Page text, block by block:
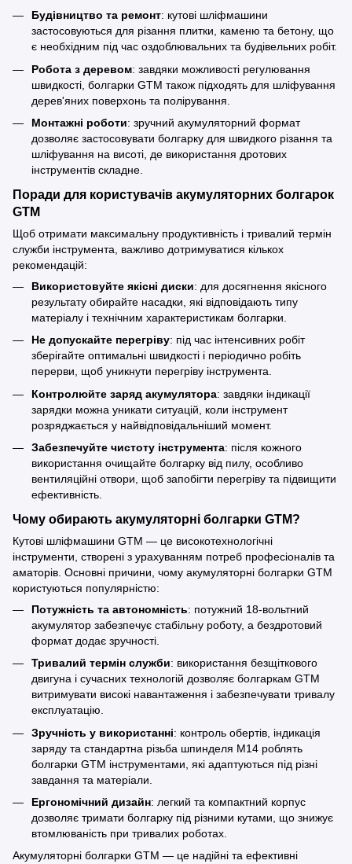
Будівництво та ремонт: кутові шліфмашини
застосовуються для різання плитки, каменю та бетону, що
є необхідним під час оздоблювальних та будівельних робіт.
Робота з деревом: завдяки можливості регулювання
швидкості, болгарки GTM також підходять для шліфування
дерев'яних поверхонь та полірування.
Монтажні роботи: зручний акумуляторний формат
дозволяє застосовувати болгарку для швидкого різання та
шліфування на висоті, де використання дротових
інструментів складне.
Поради для користувачів акумуляторних болгарок
GTM
Щоб отримати максимальну продуктивність і тривалий термін
служби інструмента, важливо дотримуватися кількох
рекомендацій:
Використовуйте якісні диски: для досягнення якісного
результату обирайте насадки, які відповідають типу
матеріалу і технічним характеристикам болгарки.
Не допускайте перегріву: під час інтенсивних робіт
зберігайте оптимальні швидкості і періодично робіть
перерви, щоб уникнути перегріву інструмента.
Контролюйте заряд акумулятора: завдяки індикації
зарядки можна уникати ситуацій, коли інструмент
розряджається у найвідповідальніший момент.
Забезпечуйте чистоту інструмента: після кожного
використання очищайте болгарку від пилу, особливо
вентиляційні отвори, щоб запобігти перегріву та підвищити
ефективність.
Чому обирають акумуляторні болгарки GTM?
Кутові шліфмашини GTM — це високотехнологічні
інструменти, створені з урахуванням потреб професіоналів та
аматорів. Основні причини, чому акумуляторні болгарки GTM
користуються популярністю:
Потужність та автономність: потужний 18-вольтний
акумулятор забезпечує стабільну роботу, а бездротовий
формат додає зручності.
Тривалий термін служби: використання безщіткового
двигуна і сучасних технологій дозволяє болгаркам GTM
витримувати високі навантаження і забезпечувати тривалу
експлуатацію.
Зручність у використанні: контроль обертів, індикація
заряду та стандартна різьба шпинделя M14 роблять
болгарки GTM інструментами, які адаптуються під різні
завдання та матеріали.
Ергономічний дизайн: легкий та компактний корпус
дозволяє тримати болгарку під різними кутами, що знижує
втомлюваність при тривалих роботах.
Акумуляторні болгарки GTM — це надійні та ефективні